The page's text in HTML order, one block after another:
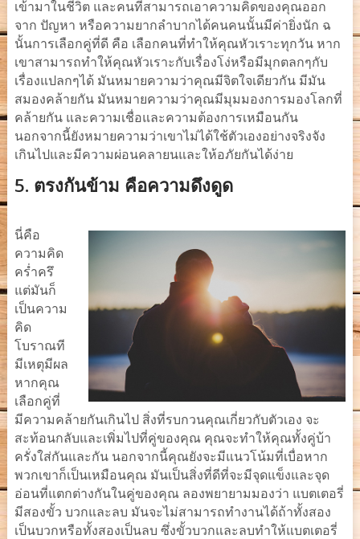
เข้ามาในชีวิต และคนที่สามารถเอาความคิดของคุณออก
จาก ปัญหา หรือความยากลำบากได้คนคนนั้นมีค่ายิ่งนัก ฉ
นั้นการเลือกคู่ที่ดี คือ เลือกคนที่ทำให้คุณหัวเราะทุกวัน หาก
เขาสามารถทำให้คุณหัวเราะกับเรื่องโง่หรือมีมุกตลกๆกับ
เรื่องแปลกๆได้ มันหมายความว่าคุณมีจิตใจเดียวกัน มีมัน
สมองคล้ายกัน มันหมายความว่าคุณมีมุมมองการมองโลกที่
คล้ายกัน และความเชื่อและความต้องการเหมือนกัน
นอกจากนี้ยังหมายความว่าเขาไม่ได้ใช้ตัวเองอย่างจริงจัง
เกินไปและมีความผ่อนคลายนและให้อภัยกันได้ง่าย
5. ตรงกันข้าม คือความดึงดูด
นี่คือ
ความคิด
คร่ำครึ
แต่มันก็
เป็นความ
คิด
โบราณที
มีเหตุมีผล
หากคุณ
เลือกคู่ที่
มีความคล้ายกันเกินไป สิ่งที่รบกวนคุณเกี่ยวกับตัวเอง จะ
สะท้อนกลับและเพิ่มไปที่คู่ของคุณ คุณจะทำให้คุณทั้งคู่บ้า
ครั่งใส่กันและกัน นอกจากนี้คุณยังจะมีแนวโน้มที่เบื่อหาก
พวกเขาก็เป็นเหมือนคุณ มันเป็นสิ่งที่ดีที่จะมีจุดแข็งและจุด
อ่อนที่แตกต่างกันในคู่ของคุณ ลองพยายามมองว่า แบตเตอรี่
มีสองขั้ว บวกและลบ มันจะไม่สามารถทำงานได้ถ้าทั้งสอง
เป็นบวกหรือทั้งสองเป็นลบ ซึ่งขั้วบวกและลบทำให้แบตเตอรี่